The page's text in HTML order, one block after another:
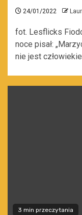
24/01/2022
fot. Lesflicks
noce pisał:
nie jest
3 min przeczytania